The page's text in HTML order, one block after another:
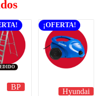
BP
¡OFERTA!
Hyundai